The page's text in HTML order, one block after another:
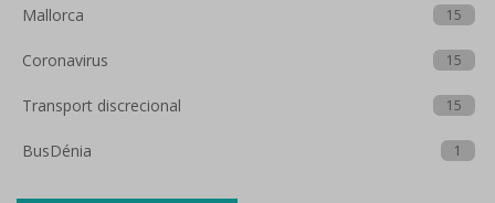
Mallorca 15
Coronavirus 15
Transport discrecional 15
BusDénia 1